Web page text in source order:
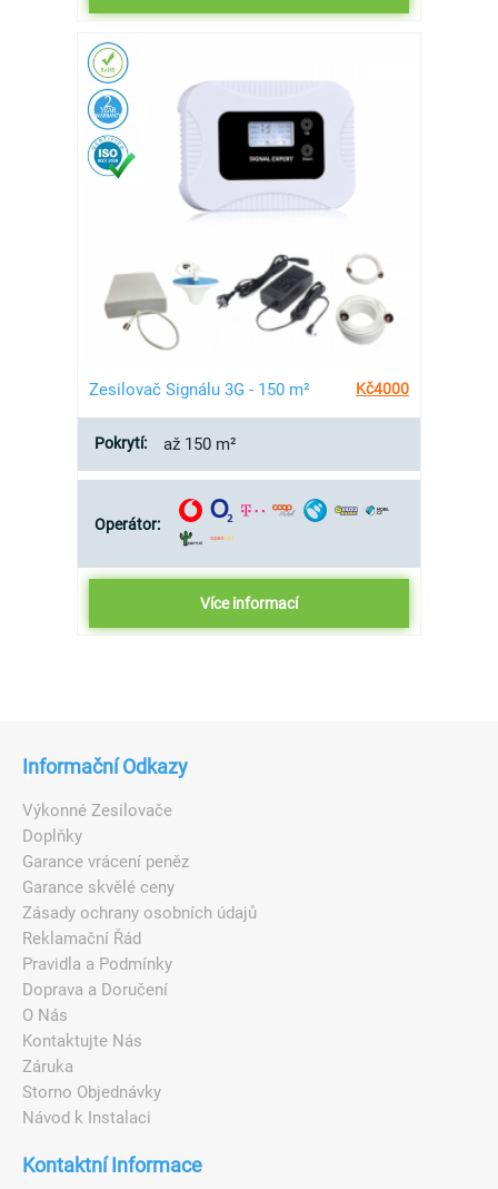
Zesilovač Signálu 3G - 150 m² Kč4000
Pokrytí: až 150 m²
Operátor:
Více informací
Informační Odkazy
Výkonné Zesilovače
Doplňky
Garance vrácení peněz
Garance skvělé ceny
Zásady ochrany osobních údajů
Reklamační Řád
Pravidla a Podmínky
Doprava a Doručení
O Nás
Kontaktujte Nás
Záruka
Storno Objednávky
Návod k Instalaci
Kontaktní Informace